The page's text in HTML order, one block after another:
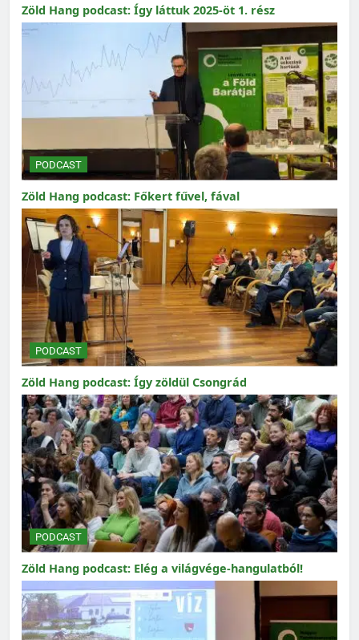
Zöld Hang podcast: Így láttuk 2025-öt 1. rész
PODCAST
Zöld Hang podcast: Főkert fűvel, fával
PODCAST
Zöld Hang podcast: Így zöldül Csongrád
PODCAST
Zöld Hang podcast: Elég a világvége-hangulatból!